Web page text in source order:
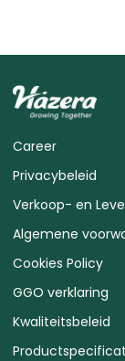
Career
Privacybeleid
Verkoop- en
Algemene
Cookies Policy
GGO verklaring
Kwaliteitsbeleid